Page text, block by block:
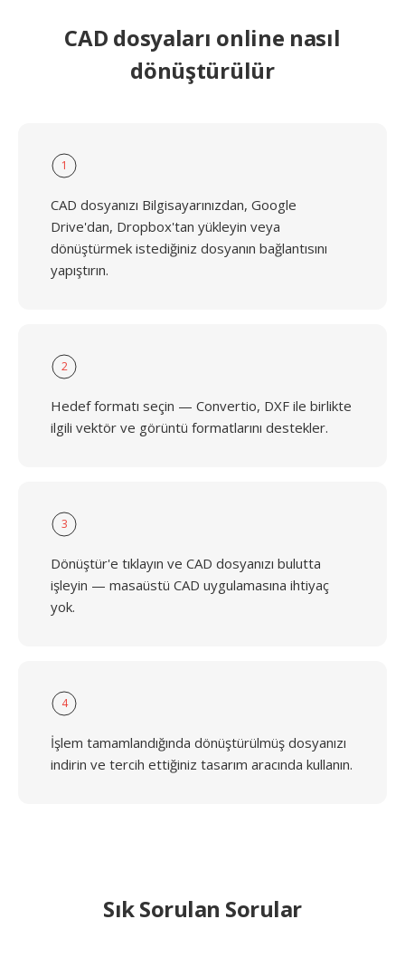
CAD dosyaları online nasıl
dönüştürülür
1
CAD dosyanızı Bilgisayarınızdan, Google
Drive'dan, Dropbox'tan yükleyin veya
dönüştürmek istediğiniz dosyanın bağlantısını
yapıştırın.
2
Hedef formatı seçin — Convertio, DXF ile birlikte
ilgili vektör ve görüntü formatlarını destekler.
3
Dönüştür'e tıklayın ve CAD dosyanızı bulutta
işleyin — masaüstü CAD uygulamasına ihtiyaç
yok.
4
İşlem tamamlandığında dönüştürülmüş dosyanızı
indirin ve tercih ettiğiniz tasarım aracında kullanın.
Sık Sorulan Sorular